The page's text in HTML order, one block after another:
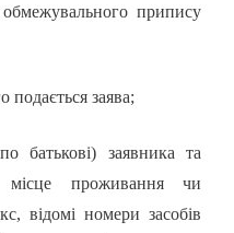
припису
подається заява;
батькові) заявника та
місце проживання чи
відомі номери засобів